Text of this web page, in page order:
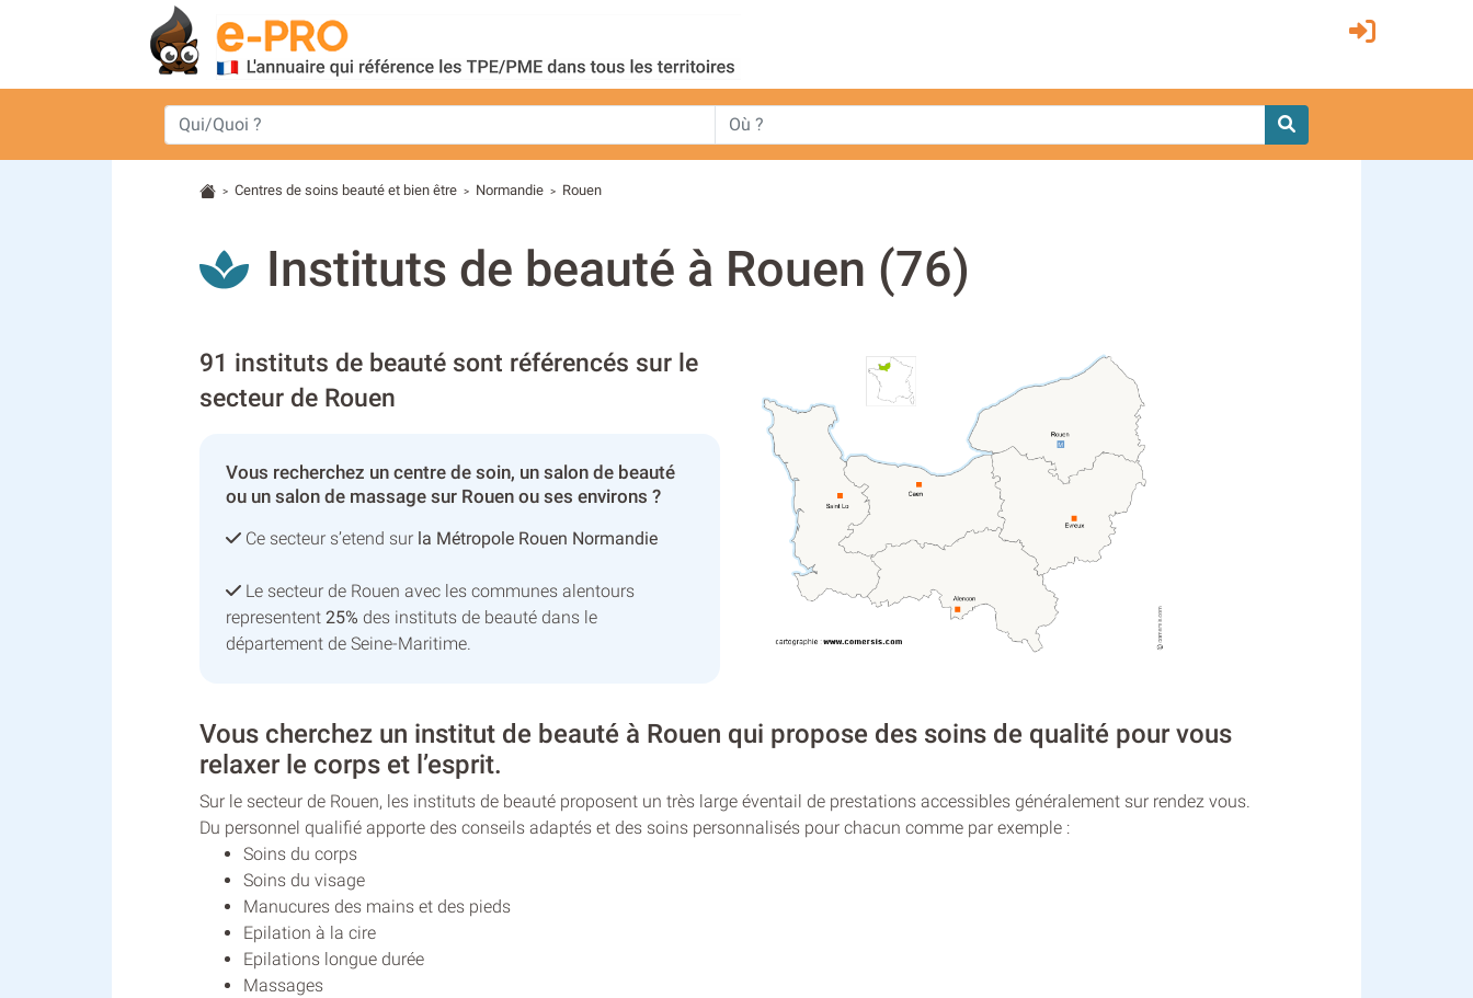
> Centres de soins beauté et bien être > Normandie > Rouen
Instituts de beauté à Rouen (76)
91 instituts de beauté sont référencés sur le
secteur de Rouen
Vous recherchez un centre de soin, un salon de beauté
ou un salon de massage sur Rouen ou ses environs ?
Ce secteur s’etend sur la Métropole Rouen Normandie
Le secteur de Rouen avec les communes alentours
representent 25% des instituts de beauté dans le
département de Seine-Maritime.
Vous cherchez un institut de beauté à Rouen qui propose des soins de qualité pour vous
relaxer le corps et l’esprit.
Sur le secteur de Rouen, les instituts de beauté proposent un très large éventail de prestations accessibles généralement sur rendez vous.
Du personnel qualifié apporte des conseils adaptés et des soins personnalisés pour chacun comme par exemple :
Soins du corps
Soins du visage
Manucures des mains et des pieds
Epilation à la cire
Epilations longue durée
Massages